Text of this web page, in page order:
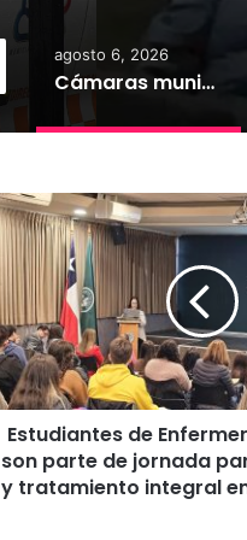
agosto 6, 2026
Estudiantes de
son parte de jornada
y tratamiento integral